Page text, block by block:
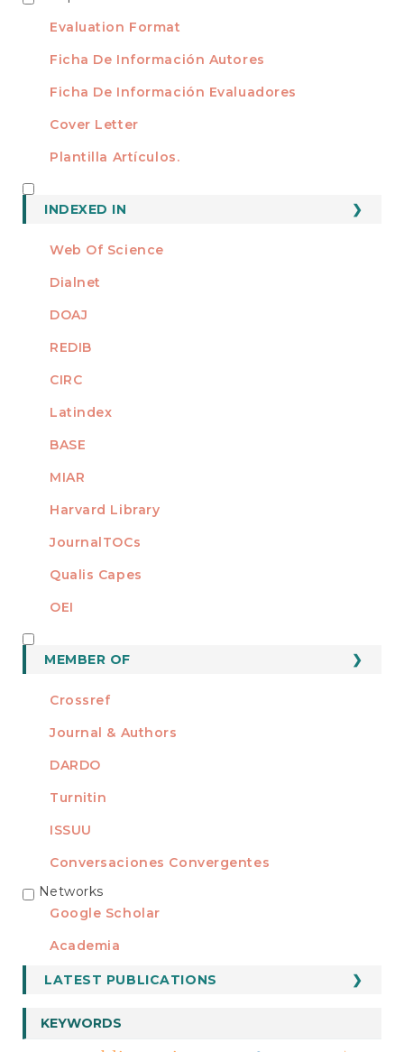
Evaluation Format
Ficha De Información Autores
Ficha De Información Evaluadores
Cover Letter
Plantilla Artículos.
INDEXED IN
Web Of Science
Dialnet
DOAJ
REDIB
CIRC
Latindex
BASE
MIAR
Harvard Library
JournalTOCs
Qualis Capes
OEI
MEMBER OF
Crossref
Journal & Authors
DARDO
Turnitin
ISSUU
Conversaciones Convergentes
REDES
Networks
Google Scholar
Academia
LATEST PUBLICATIONS
KEYWORDS